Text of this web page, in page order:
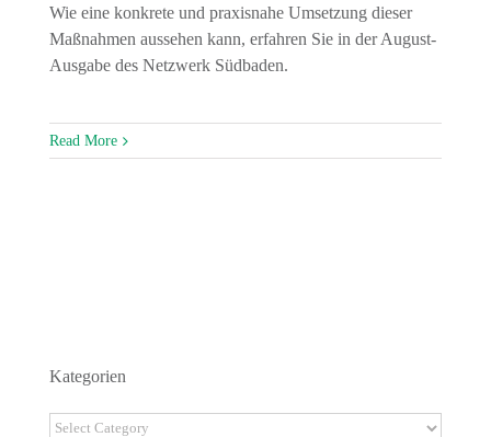
Wie eine konkrete und praxisnahe Umsetzung dieser
Maßnahmen aussehen kann, erfahren Sie in der August-
Ausgabe des Netzwerk Südbaden.
Read More
Kategorien
Kategorien